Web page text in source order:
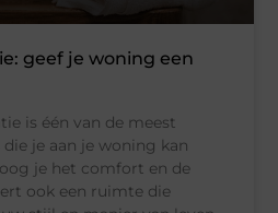
geef je woning een
is één van de meest
je aan je woning kan
je het comfort en de
ook een ruimte die